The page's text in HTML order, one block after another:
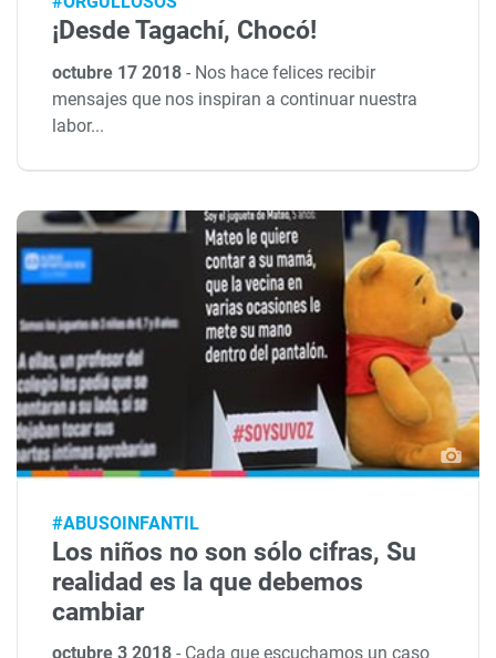
¡Desde Tagachí, Chocó!
octubre 17 2018- Nos hace felices recibir
mensajes que nos inspiran a continuar nuestra
labor...
#ABUSOINFANTIL
Los niños no son sólo cifras, Su
realidad es la que debemos
cambiar
octubre 3 2018- Cada que escuchamos un caso